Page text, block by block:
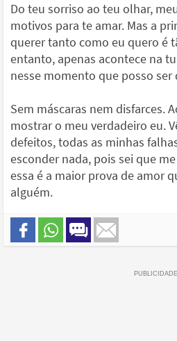
Do teu sorriso ao teu olhar,
motivos para te amar. Mas a
querer tanto como eu quero é
entanto, apenas acontece na
nesse momento que posso ser
Sem máscaras nem disfarces.
mostrar o meu verdadeiro eu.
defeitos, todas as minhas
esconder nada, pois sei que
essa é a maior prova de amor
alguém.